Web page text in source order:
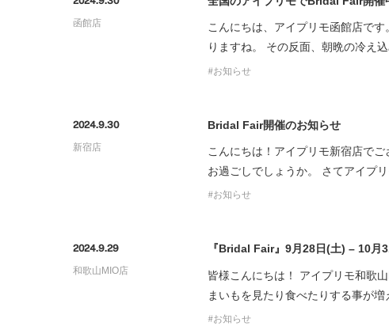
コンセプトシリーズ
ブライダル
プロポーズ
店舗一覧
函館店
こんにちは、アイプリモ函館店で
りますね。 その反面、朝晩の冷え
お知らせ
2024.9.30
新宿店
Bridal Fair開催のお知らせ
こんにちは！アイプリモ新宿店で
お過ごしでしょうか。 さてアイプ
お知らせ
2024.9.29
和歌山MIO店
『Bridal Fair』9月28日(土) – 10月
皆様こんにちは！ アイプリモ和歌
まいもを見たり食べたりする事が
お知らせ